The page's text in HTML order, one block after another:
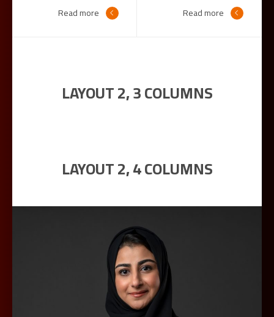
Read more
Read more
LAYOUT 2, 3 COLUMNS
LAYOUT 2, 4 COLUMNS